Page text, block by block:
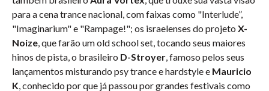
para a cena trance nacional, com faixas como "Interlude”,
"Imaginarium" e "Rampage!"; os israelenses do projeto X-
Noize, que farão um old school set, tocando seus maiores
hinos de pista, o brasileiro D-Stroyer, famoso pelos seus
lançamentos misturando psy trance e hardstyle e Mauricio
K, conhecido por que já passou por grandes festivais como